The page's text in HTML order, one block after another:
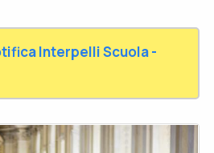
Interpelli Scuola -